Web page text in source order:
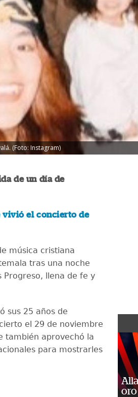
(Foto: Instagram)
de un día de
vivió el concierto de
música cristiana
tras una noche
Progreso, llena de fe y
sus 25 años de
el 29 de noviembre
también aprovechó la
para mostrarles
oro